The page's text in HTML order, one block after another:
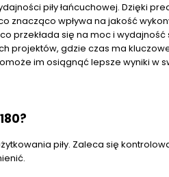
piły łańcuchowej. Dzięki
znacząco wpływa na jakość
się na moc i wydajność
projektów, gdzie czas ma
im osiągnąć lepsze wyniki w
piły. Zaleca się